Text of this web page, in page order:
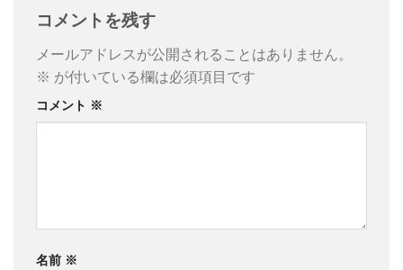
コメントを残す
メールアドレスが公開されることはありません。
※ が付いている欄は必須項目です
コメント ※
名前 ※